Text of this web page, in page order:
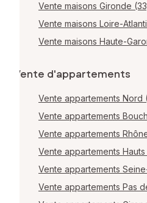
Vente maisons Gironde
Vente maisons Loire-
Vente maisons Haute-
Vente d'appartements
Vente appartements Nord
Vente appartements
Vente appartements
Vente appartements
Vente appartements
Vente appartements Pas